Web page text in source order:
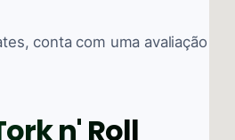
conta com uma avaliação
n' Roll